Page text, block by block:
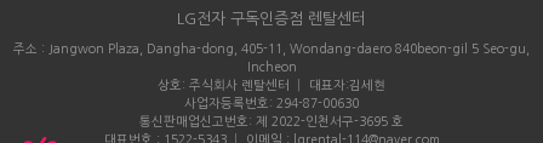
LG전자 구독인증점 렌탈센터
주소 : Jangwon Plaza, Dangha-dong, 405-11, Wondang-daero 840beon-gil 5 Seo-gu,
Incheon
상호: 주식회사 렌탈센터 │ 대표자:김세현
사업자등록번호: 294-87-00630
통신판매업신고번호: 제 2022-인천서구-3695 호
대표번호 : 1522-5343 │ 이메일 : lgrental-114@naver.com